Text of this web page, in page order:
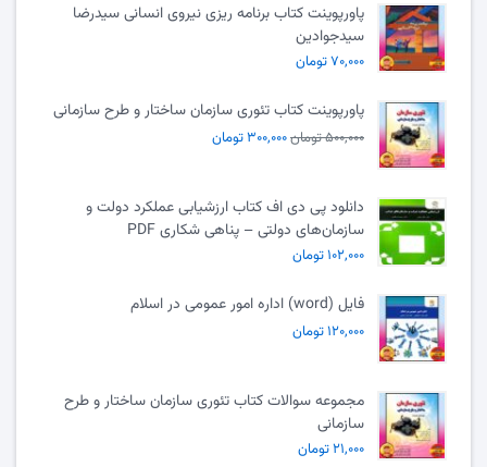
پاورپوینت کتاب برنامه ریزی نیروی انسانی سیدرضا
سیدجوادین
۷۰,۰۰۰ تومان
پاورپوینت کتاب تئوری سازمان ساختار و طرح سازمانی
۵۰۰,۰۰۰ تومان ۳۰۰,۰۰۰ تومان
دانلود پی دی اف کتاب ارزشیابی عملکرد دولت و
سازمان‌های دولتی – پناهی شکاری PDF
۱۰۲,۰۰۰ تومان
فایل (word) اداره امور عمومی در اسلام
۱۲۰,۰۰۰ تومان
مجموعه سوالات کتاب تئوری سازمان ساختار و طرح
سازمانی
۲۱,۰۰۰ تومان